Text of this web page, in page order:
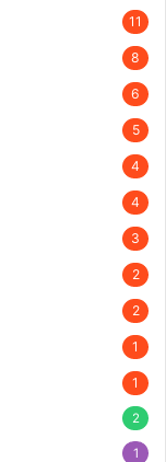
11
8
6
5
4
4
3
2
2
1
1
2
1